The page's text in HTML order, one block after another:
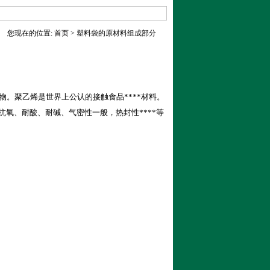
您现在的位置: 首页 > 塑料袋的原材料组成部分
聚乙烯是世界上公认的接触食品****材料。
氧、耐酸、耐碱、气密性一般，热封性****等